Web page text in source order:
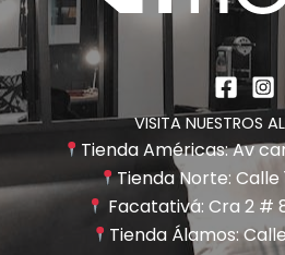
VISITA NUESTROS
Tienda Américas: Av
Tienda Norte: Calle
Facatativá: Cra 2 #
Tienda Álamos: